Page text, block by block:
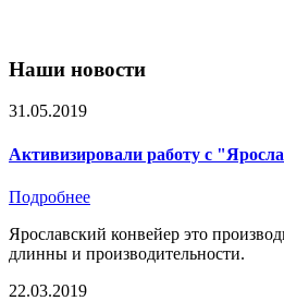
Наши новости
31.05.2019
Активизировали работу с
Подробнее
Ярославский конвейер это
длинны и производительности.
22.03.2019